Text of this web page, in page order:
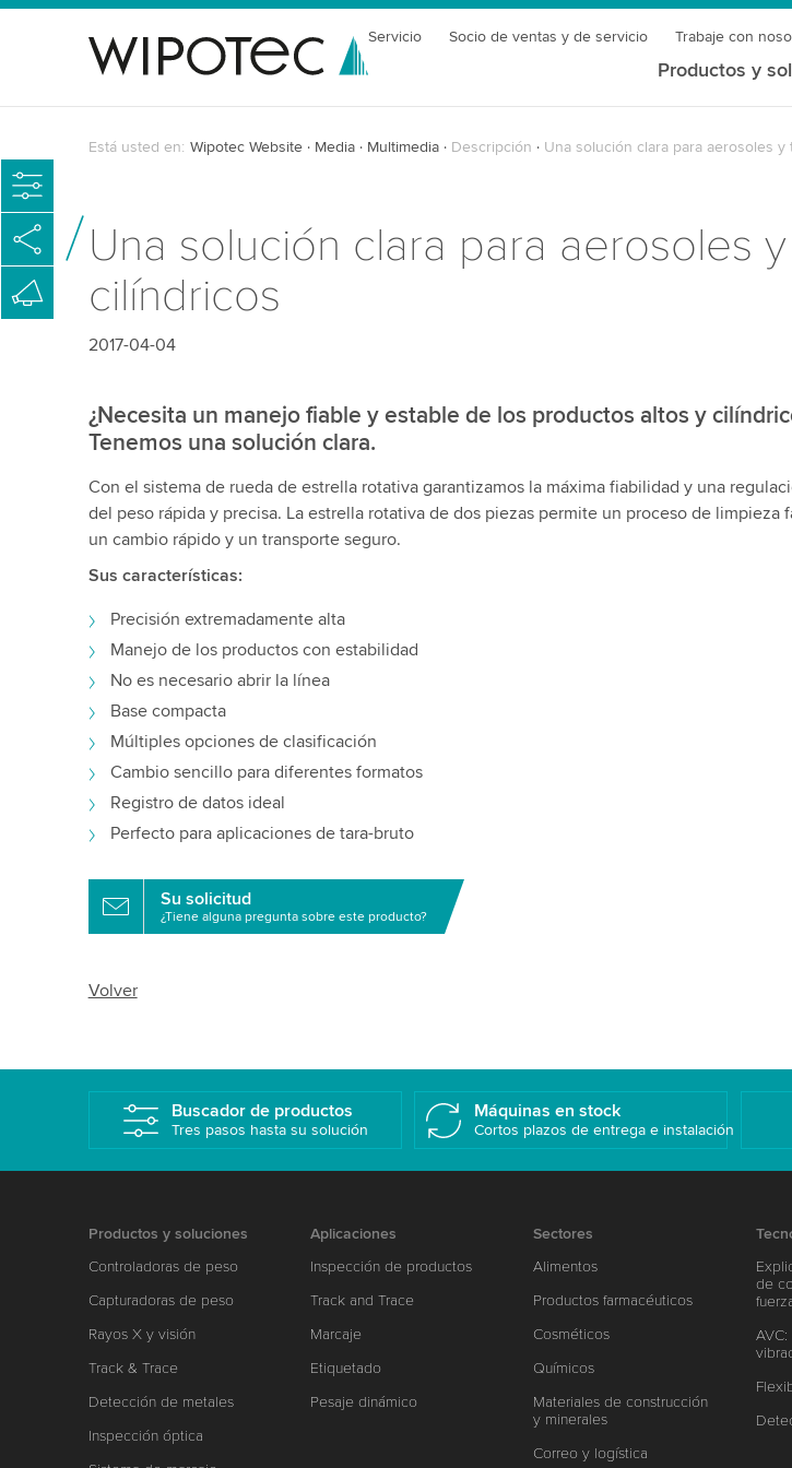
Servicio Socio de ventas y de servicio Trabaje con
Productos y
Está usted en: Wipotec Website Media Multimedia Descripción Una solución clara para aerosoles
Una solución clara para aerosoles
cilíndricos
2017-04-04
¿Necesita un manejo fiable y estable de los productos altos y
Tenemos una solución clara.
Con el sistema de rueda de estrella rotativa garantizamos la máxima fiabilidad y una
del peso rápida y precisa. La estrella rotativa de dos piezas permite un proceso de limpieza
un cambio rápido y un transporte seguro.
Sus características:
Precisión extremadamente alta
Manejo de los productos con estabilidad
No es necesario abrir la línea
Base compacta
Múltiples opciones de clasificación
Cambio sencillo para diferentes formatos
Registro de datos ideal
Perfecto para aplicaciones de tara-bruto
Su solicitud
¿Tiene alguna pregunta sobre este producto?
Volver
Buscador de productos
Tres pasos hasta su solución
Máquinas en stock
Cortos plazos de entrega e instalación
Productos y soluciones
Controladoras de peso
Capturadoras de peso
Rayos X y visión
Track & Trace
Detección de metales
Inspección óptica
Aplicaciones
Inspección de productos
Track and Trace
Marcaje
Etiquetado
Pesaje dinámico
Sectores
Alimentos
Productos farmacéuticos
Cosméticos
Químicos
Materiales de construcción
y minerales
Correo y logística
de